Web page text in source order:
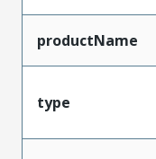
productName
type